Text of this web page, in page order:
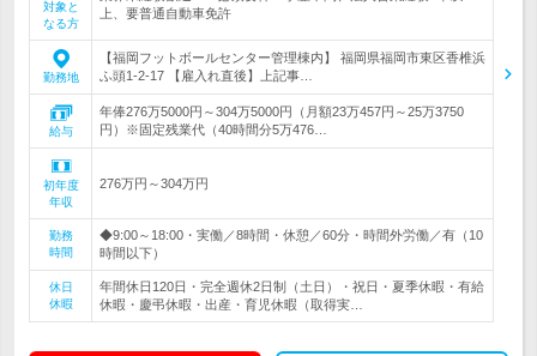
対象と
なる方
上、要普通自動車免許
勤務地
【福岡フットボールセンター管理棟内】 福岡県福岡市東区香椎浜
ふ頭1-2-17 【雇入れ直後】上記事…
給与
年俸276万5000円～304万5000円（月額23万457円～25万3750
円）※固定残業代（40時間分5万476…
初年度
年収
276万円～304万円
勤務
時間
◆9:00～18:00・実働／8時間・休憩／60分・時間外労働／有（10
時間以下）
休日
休暇
年間休日120日・完全週休2日制（土日）・祝日・夏季休暇・有給
休暇・慶弔休暇・出産・育児休暇（取得実…